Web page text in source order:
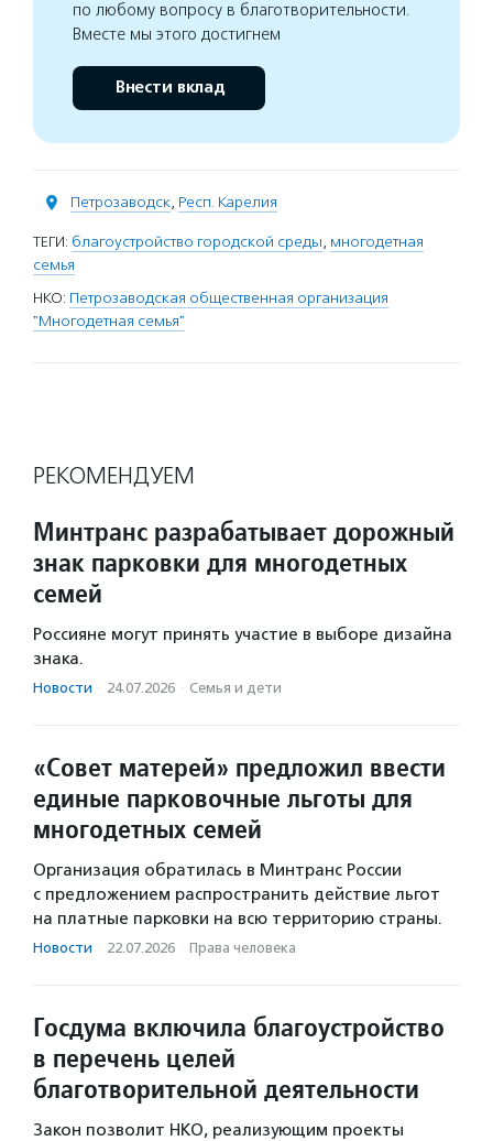
по любому вопросу в благотворительности.
Вместе мы этого достигнем
Внести вклад
Петрозаводск, Респ. Карелия
ТЕГИ: благоустройство городской среды, многодетная
семья
НКО: Петрозаводская общественная организация
"Многодетная семья"
РЕКОМЕНДУЕМ
Минтранс разрабатывает дорожный
знак парковки для многодетных
семей
Россияне могут принять участие в выборе дизайна
знака.
Новости · 24.07.2026 · Семья и дети
«Совет матерей» предложил ввести
единые парковочные льготы для
многодетных семей
Организация обратилась в Минтранс России
с предложением распространить действие льгот
на платные парковки на всю территорию страны.
Новости · 22.07.2026 · Права человека
Госдума включила благоустройство
в перечень целей
благотворительной деятельности
Закон позволит НКО, реализующим проекты